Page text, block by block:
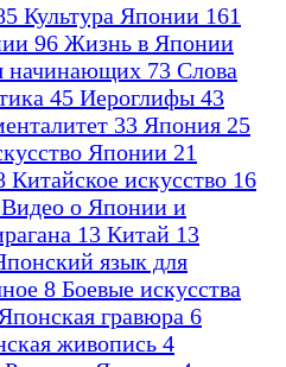
Культура Японии 161
96 Жизнь в Японии
начинающих 73 Слова
45 Иероглифы 43
33 Япония 25
Японии 21
Китайское искусство 16
Видео о Японии и
13 Китай 13
язык для
8 Боевые искусства
Японская гравюра 6
живопись 4